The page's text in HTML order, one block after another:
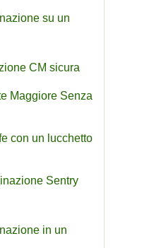
su un
CM sicura
Maggiore Senza
con un lucchetto
Sentry
in un